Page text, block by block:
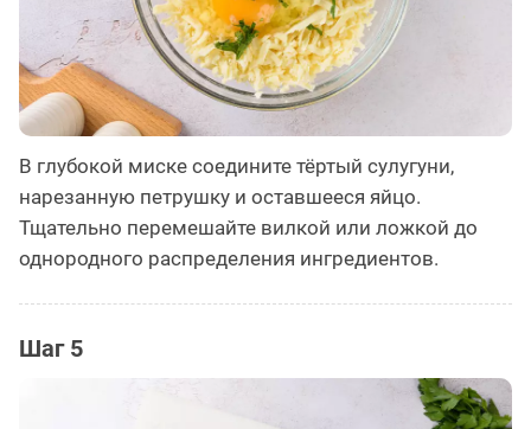
В глубокой миске соедините тёртый сулугуни,
нарезанную петрушку и оставшееся яйцо.
Тщательно перемешайте вилкой или ложкой до
однородного распределения ингредиентов.
Шаг 5